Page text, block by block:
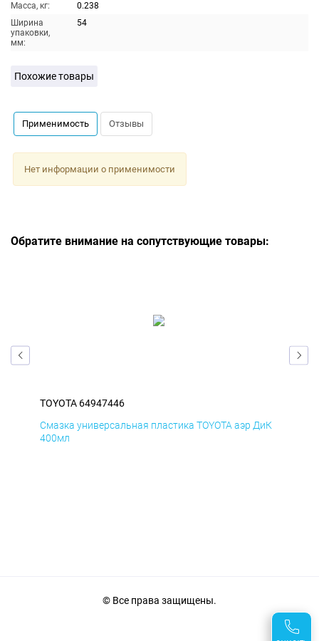
Масса, кг:
0.238
Ширина
упаковки,
мм:
54
Похожие товары
Применимость Отзывы
Нет информации о применимости
Обратите внимание на сопутствующие товары:
TOYOTA 64947446
Смазка универсальная пластика TOYOTA аэр ДиК
400мл
© Все права защищены.